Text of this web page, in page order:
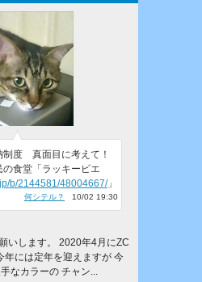
制度 真面目に考えて！
食堂「ラッキーピエ
b/2144581/48004667/」
何シテル？ 10/02 19:30
いします。 2020年4月にZC
年には定年を迎えますが 今
なカラーの チャン...